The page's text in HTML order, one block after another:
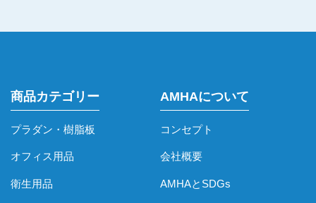
商品カテゴリー
プラダン・樹脂板
オフィス用品
衛生用品
AMHAについて
コンセプト
会社概要
AMHAとSDGs